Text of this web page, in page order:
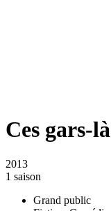
Ces gars-là
2013
1 saison
Grand public